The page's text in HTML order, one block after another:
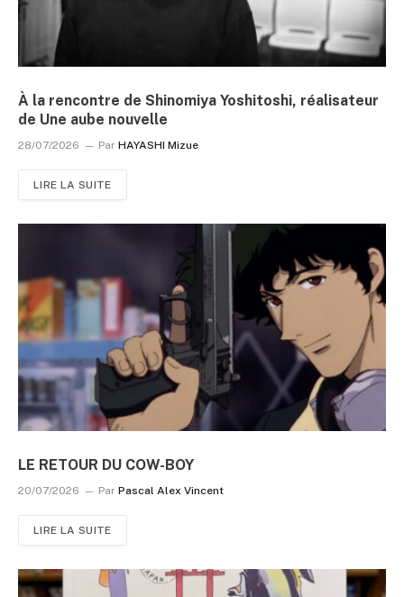
À la rencontre de Shinomiya Yoshitoshi, réalisateur
de Une aube nouvelle
28/07/2026 Par HAYASHI Mizue
LIRE LA SUITE
LE RETOUR DU COW-BOY
20/07/2026 Par Pascal Alex Vincent
LIRE LA SUITE